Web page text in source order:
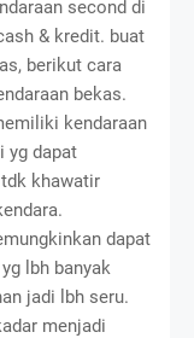
second di
& kredit. buat
berikut cara
bekas.
kendaraan
yg dapat
khawatir
dapat
lbh banyak
jadi lbh seru.
menjadi